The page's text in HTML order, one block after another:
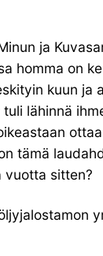
ja
homma on
kuun
lähinnä
tämä
vuotta sitten?